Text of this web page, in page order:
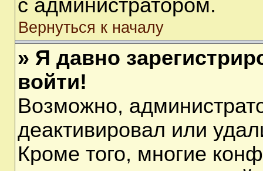
с администратором.
Вернуться к началу
» Я давно
войти!
Возможно,
деактивировал или
Кроме того, многие